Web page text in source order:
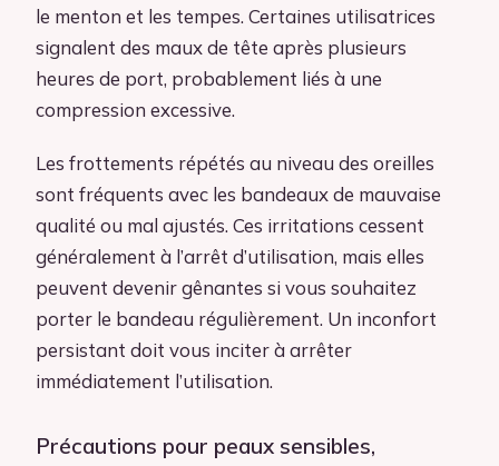
le menton et les tempes. Certaines utilisatrices
signalent des maux de tête après plusieurs
heures de port, probablement liés à une
compression excessive.
Les frottements répétés au niveau des oreilles
sont fréquents avec les bandeaux de mauvaise
qualité ou mal ajustés. Ces irritations cessent
généralement à l’arrêt d’utilisation, mais elles
peuvent devenir gênantes si vous souhaitez
porter le bandeau régulièrement. Un inconfort
persistant doit vous inciter à arrêter
immédiatement l’utilisation.
Précautions pour peaux sensibles,